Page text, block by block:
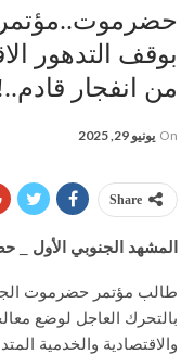
بوقف التدهور
من انفجار
On يونيو 29, 2025
Share
المشهد الجنوبي الأول _
طالب مؤتمر حضرموت
بالتحرك العاجل لوضع
والاقتصادية والخدمية